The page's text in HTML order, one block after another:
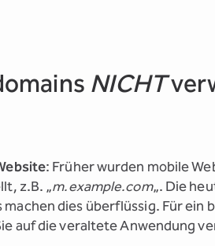
NICHT
: Früher wurden mobile
z.B. „m.example.com„. Die
dies überflüssig. Für ein
auf die veraltete Anwendung